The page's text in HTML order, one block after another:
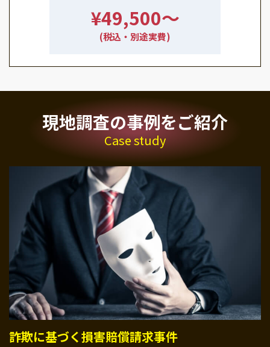
¥49,500〜
(税込・別途実費)
現地調査の事例をご紹介
Case study
詐欺に基づく損害賠償請求事件